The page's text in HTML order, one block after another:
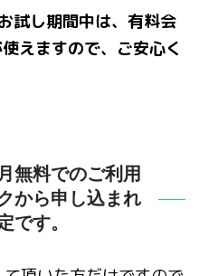
試し期間中は、有料会
えますので、ご安心く
無料でのご利用
から申し込まれ
です。